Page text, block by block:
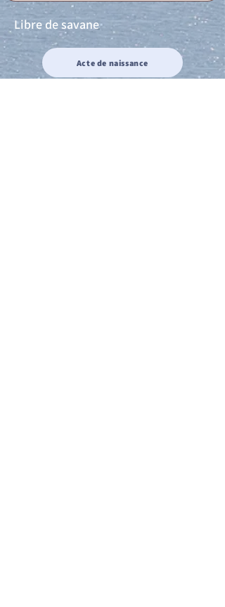
Libre de savane
Acte de naissance